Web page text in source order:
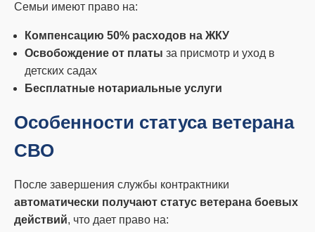
Семьи имеют право на:
Компенсацию 50% расходов на ЖКУ
Освобождение от платы за присмотр и уход в
детских садах
Бесплатные нотариальные услуги
Особенности статуса ветерана
СВО
После завершения службы контрактники
автоматически получают статус ветерана боевых
действий, что дает право на: